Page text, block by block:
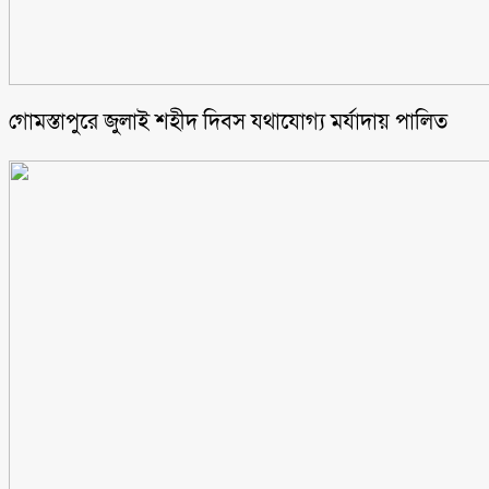
গোমস্তাপুরে জুলাই শহীদ দিবস যথাযোগ্য মর্যাদায় পালিত